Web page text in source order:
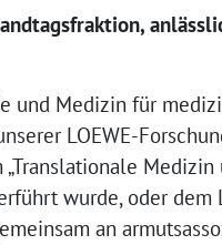
und Medizin für
LOEWE-
Medizin
wurde, oder dem
an